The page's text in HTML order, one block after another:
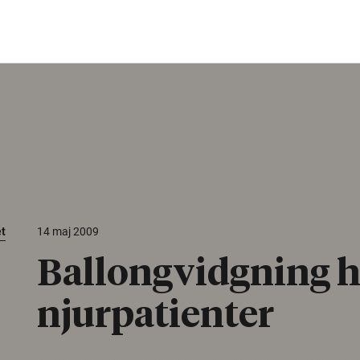
14 maj 2009
Ballongvidgning
njurpatienter